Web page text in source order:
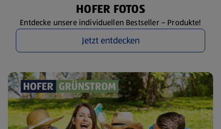
HOFER FOTOS
Entdecke unsere individuellen Bestseller – Produkte!
Jetzt entdecken